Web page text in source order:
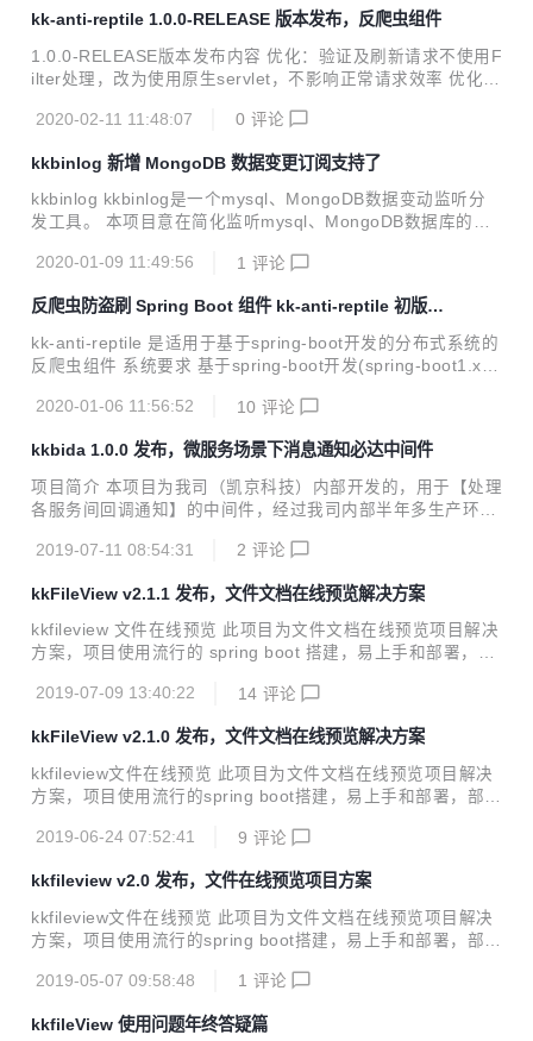
使用，同时官方发布 Docker 镜像，方便容器环境中部署使
用。基本支持主流办公文档的在线预览，如 doc，docx，dw
g, xls，xlsx，ppt，pptx，pdf，txt，zip，rar，7z，mp3，m
kk-anti-reptile 1.0.0-RELEASE 版本发布，反爬虫组件
1.0.0-RELEASE版本发布内容 优化：验证及刷新请求不使用F
ilter处理，改为使用原生servlet，不影响正常请求效率 优化：
便后续Spring mvc对接支持 新增：新增全局拦截模式可选，
新增：新增 @AntiReptile 注解标注接口拦截支持，注解和配
置文件方式可同时作用 新增：新增接口正则表达式匹配拦截支
持 kk-anti-reptile反爬虫组件简介 概述 kk-anti-reptile 是适用
于基于 spring-boot 开发的分布式...
2020-02-11 11:48:07 0 评论
kkbinlog 新增 MongoDB 数据变更订阅支持了
kkbinlog kkbinlog是一个mysql、MongoDB数据变动监听分
发工具。 本项目意在简化监听mysql、MongoDB数据库的不
更新内容： 集成了MongoDB的订阅分发支持，完美整合进源
DB两种数据源 使用示意图 前端管理服务模块是基于vue的管
理各个应用监听状况的管理界面，使用示意图如下 数据源管理
日志进度 分发队列监控 新增数据订阅
2020-01-09 11:49:56 1 评论
反爬虫防盗刷 Spring Boot 组件 kk-anti-reptile 初版发
布
kk-anti-reptile 是适用于基于spring-boot开发的分布式系统的
反爬虫组件 系统要求 基于spring-boot开发(spring-boot1.x, s
用基于Servlet规范的的Filter对请求进行过滤，在其内部通过s
容器FilterRegistrationBean中，通过Spring注入到Servlet容
器中，从而实现对请求的过滤 在kk-anti-reptile的过滤Filter内
部，又通过责任...
2020-01-06 11:56:52 10 评论
kkbida 1.0.0 发布，微服务场景下消息通知必达中间件
项目简介 本项目为我司（凯京科技）内部开发的，用于【处理
各服务间回调通知】的中间件，经过我司内部半年多生产环境
息通知时保证消息必达，常见于系统回调，消息异步通知等场
等功能 项目地址：https://gitee.com/kekingcn/kkbida 系统工
作原理 通过阻塞队列来抗并发，通过延迟队列来处理失败的消
息，并辅以控制台手动处理消息来保证消息最终送达。在使用
方面，考虑到最小化改造和易用性，提供dubbo和http的sdk
客户端 系统拓扑 注：kkbida在我司内部用作回调处理中...
2019-07-11 08:54:31 2 评论
kkFileView v2.1.1 发布，文件文档在线预览解决方案
kkfileview 文件在线预览 此项目为文件文档在线预览项目解决
方案，项目使用流行的 spring boot 搭建，易上手和部署，部
和应用集成，具有跨系统跨语言使用的特性。提供 zip/tar.gz
使用，同时官方发布 Docker 镜像，方便容器环境中部署使
用。基本支持主流办公文档的在线预览，如 doc，docx，xl
s，xlsx，ppt，pptx，pdf，txt，zip，rar，7z，mp3，mp4，
flv 图片等等。 项目地址：https://gitee.com/kek...
2019-07-09 13:40:22 14 评论
kkFileView v2.1.0 发布，文件文档在线预览解决方案
kkfileview文件在线预览 此项目为文件文档在线预览项目解决
方案，项目使用流行的spring boot搭建，易上手和部署，部署
用集成，具有跨系统跨语言使用的特性。提供zip/tar.gz发行
用，同时官方发布Docker镜像，方便容器环境中部署使用。基
本支持主流办公文档的在线预览，如doc,docx,xls,xlsx,ppt,pp
tx,pdf,txt,zip,rar,7z,mp3,mp4,flv图片等等。 项目地址：http
s://gitee.com/kekingcn/file-...
2019-06-24 07:52:41 9 评论
kkfileview v2.0 发布，文件在线预览项目方案
kkfileview文件在线预览 此项目为文件文档在线预览项目解决
方案，项目使用流行的spring boot搭建，易上手和部署，部署
用集成，具有跨系统跨语言使用的特性。基本支持主流办公文
目地址：https://gitee.com/kekingcn/file-online-preview 本
2019-05-07 09:58:48 1 评论
kkfileView 使用问题年终答疑篇